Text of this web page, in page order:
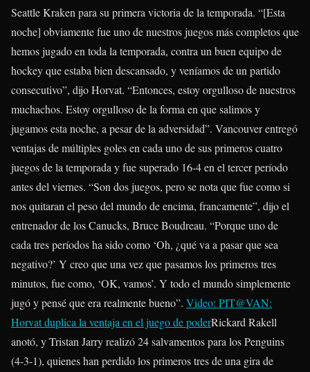
Seattle Kraken para su primera victoria de la temporada. “[Esta
noche] obviamente fue uno de nuestros juegos más completos que
hemos jugado en toda la temporada, contra un buen equipo de
hockey que estaba bien descansado, y veníamos de un partido
consecutivo”, dijo Horvat. “Entonces, estoy orgulloso de nuestros
muchachos. Estoy orgulloso de la forma en que salimos y
jugamos esta noche, a pesar de la adversidad”. Vancouver entregó
ventajas de múltiples goles en cada uno de sus primeros cuatro
juegos de la temporada y fue superado 16-4 en el tercer período
antes del viernes. “Son dos juegos, pero se nota que fue como si
nos quitaran el peso del mundo de encima, francamente”, dijo el
entrenador de los Canucks, Bruce Boudreau. “Porque uno de
cada tres períodos ha sido como ‘Oh, ¿qué va a pasar que sea
negativo?’ Y creo que una vez que pasamos los primeros tres
minutos, fue como, ‘OK, vamos’. Y todo el mundo simplemente
jugó y pensé que era realmente bueno”. Video: PIT@VAN:
Horvat duplica la ventaja en el juego de poderRickard Rakell
anotó, yTristan Jarryrealizó 24 salvamentos para los Penguins
(4-3-1), quienes han perdido los primeros tres de una gira de